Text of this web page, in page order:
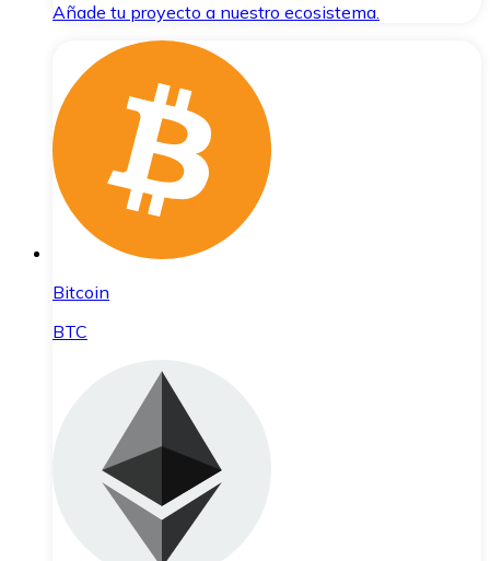
Añade tu proyecto a nuestro ecosistema.
Bitcoin
BTC